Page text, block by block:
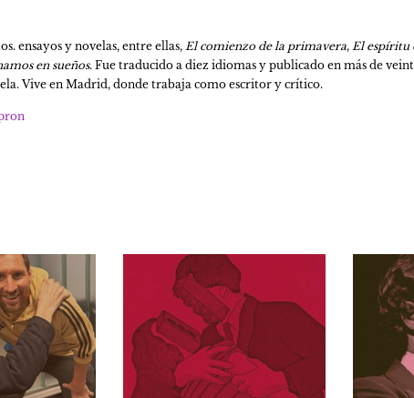
ensayos y novelas, entre ellas, El comienzo de la primavera, El espíritu
en sueños. Fue traducido a diez idiomas y publicado en más de
Vive en Madrid, donde trabaja como escritor y crítico.